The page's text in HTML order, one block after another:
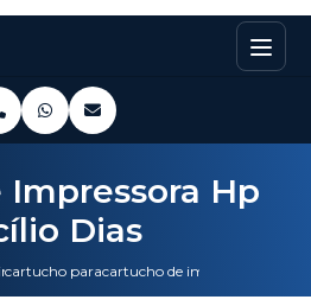
cartucho para impressora epson
cartucho de impressora hp
Hp
Dias